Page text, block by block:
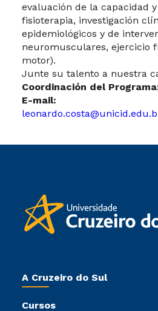
evaluación de la capacidad
fisioterapia, investigación
epidemiológicos y de
neuromusculares, ejercicio
motor).
Junte su talento a nuestra
Coordinación del
E-mail:
A Cruzeiro do Sul
Cursos